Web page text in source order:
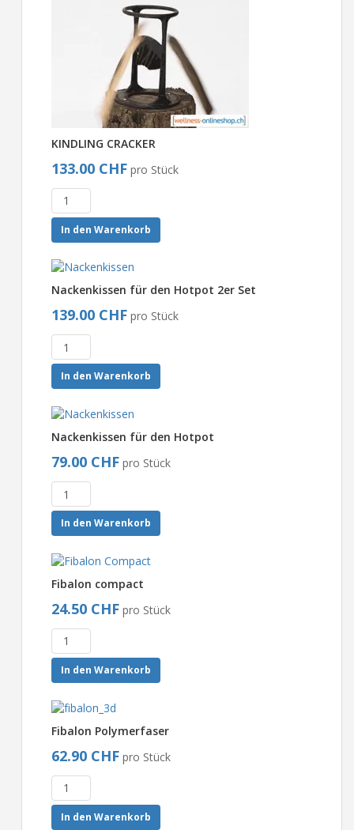
KINDLING CRACKER
133.00 CHF pro Stück
In den Warenkorb
Nackenkissen für den Hotpot 2er Set
139.00 CHF pro Stück
In den Warenkorb
Nackenkissen für den Hotpot
79.00 CHF pro Stück
In den Warenkorb
Fibalon compact
24.50 CHF pro Stück
In den Warenkorb
Fibalon Polymerfaser
62.90 CHF pro Stück
In den Warenkorb